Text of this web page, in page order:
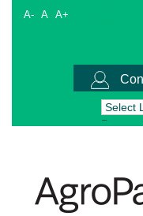
A- A A+